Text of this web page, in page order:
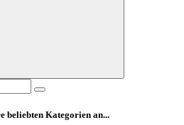
beliebten Kategorien an...